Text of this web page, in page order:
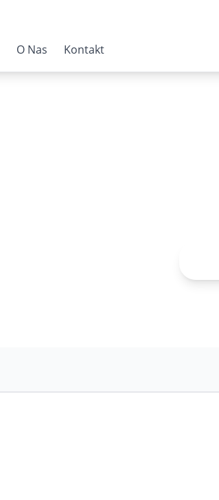
O Nas Kontakt